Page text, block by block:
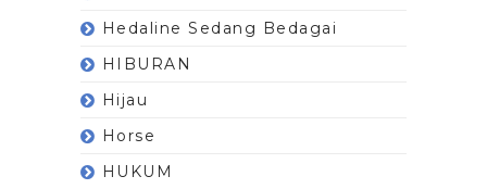
Hedaline Sedang Bedagai
HIBURAN
Hijau
Horse
HUKUM